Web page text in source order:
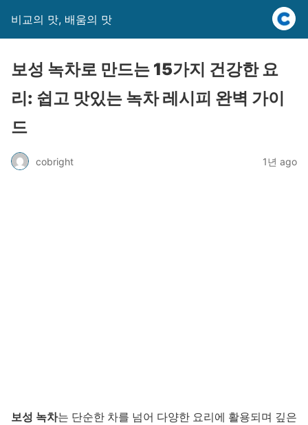
비교의 맛, 배움의 맛
보성 녹차로 만드는 15가지 건강한 요
리: 쉽고 맛있는 녹차 레시피 완벽 가이
드
cobright 1년 ago
보성 녹차는 단순한 차를 넘어 다양한 요리에 활용되며 깊은